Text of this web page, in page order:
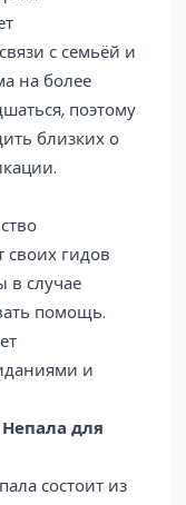
с семьёй и
на более
поэтому
близких о
своих гидов
в случае
помощь.
и
для
состоит из